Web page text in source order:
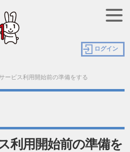
ログイン
ービス利用開始前の準備をする
利用開始前の準備を